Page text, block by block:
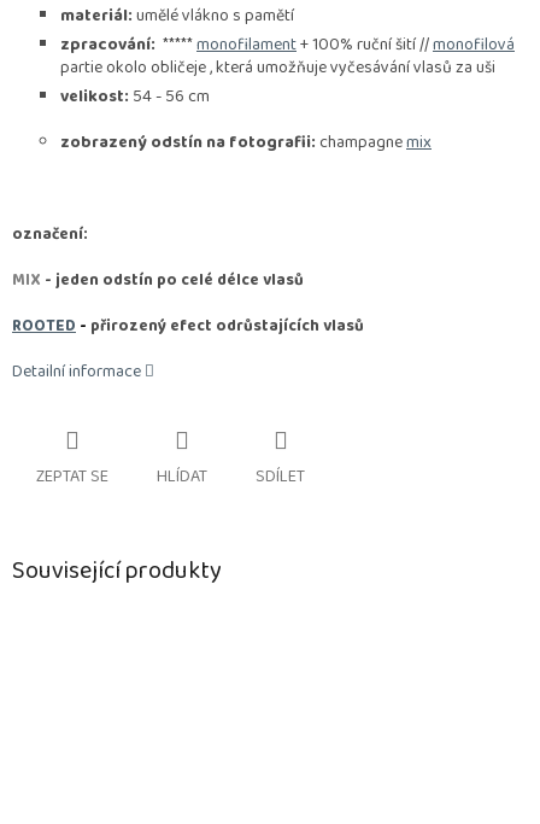
materiál:umělé vlákno s pamětí
zpracování: *****monofilament+ 100% ruční šití //monofilová
partie okolo obličeje , která umožňuje vyčesávání vlasů za uši
velikost: 54 - 56 cm
zobrazený odstín na fotografii: champagnemix
označení:
MIX - jeden odstín po celé délce vlasů
ROOTED- přirozený efect odrůstajících vlasů
Detailní informace
ZEPTAT SE HLÍDAT SDÍLET
Související produkty